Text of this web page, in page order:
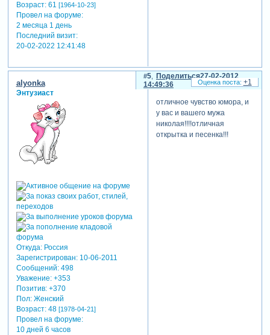
Возраст:61 [1964-10-23]
Провел на форуме:
2 месяца 1 день
Последний визит:
20-02-2022 12:41:48
Поделиться
5
27-02-2012
14:49:36
alyonka
Энтузиаст
Откуда:Россия
Зарегистрирован: 10-06-2011
Сообщений:498
Уважение: +353
Позитив: +370
Пол:Женский
Возраст:48 [1978-04-21]
Провел на форуме:
10 дней 6 часов
отличное чувство юмора, и
у вас и вашего мужа
николая!!!!отличная
открытка и песенка!!!
+1